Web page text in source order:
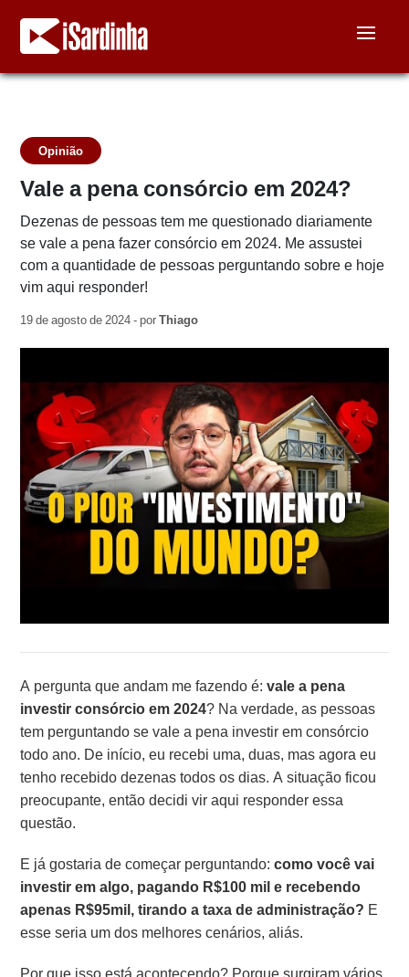
Opinião
Vale a pena consórcio em 2024?
Dezenas de pessoas tem me questionado diariamente
se vale a pena fazer consórcio em 2024. Me assustei
com a quantidade de pessoas perguntando sobre e hoje
vim aqui responder!
19 de agosto de 2024 - porThiago
A pergunta que andam me fazendo é:vale a pena
investir consórcio em 2024? Na verdade, as pessoas
tem perguntando se vale a pena investir em consórcio
todo ano. De início, eu recebi uma, duas, mas agora eu
tenho recebido dezenas todos os dias. A situação ficou
preocupante, então decidi vir aqui responder essa
questão.
E já gostaria de começar perguntando:como você vai
investir em algo, pagando R$100 mil e recebendo
apenas R$95mil, tirando a taxa de administração? E
esse seria um dos melhores cenários, aliás.